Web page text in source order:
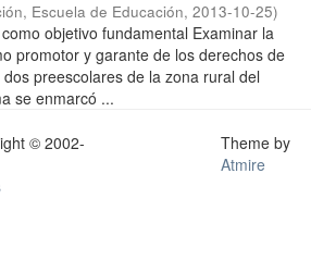
Escuela de Educación, 2013-10-25)
objetivo fundamental Examinar la
promotor y garante de los derechos de
preescolares de la zona rural del
se enmarcó ...
© 2002-
Theme by
Atmire